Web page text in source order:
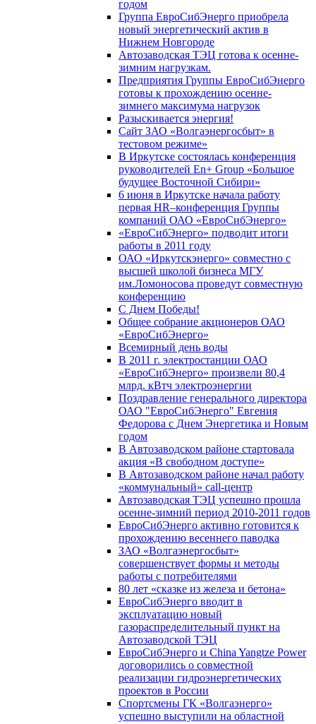
годом
Группа ЕвроСибЭнерго приобрела
новый энергетический актив в
Нижнем Новгороде
Автозаводская ТЭЦ готова к осенне-
зимним нагрузкам.
Предприятия Группы ЕвроСибЭнерго
готовы к прохождению осенне-
зимнего максимума нагрузок
Разыскивается энергия!
Сайт ЗАО «Волгаэнергосбыт» в
тестовом режиме»
В Иркутске состоялась конференция
руководителей En+ Group «Большое
будущее Восточной Сибири»
6 июня в Иркутске начала работу
первая HR–конференция Группы
компаний ОАО «ЕвроСибЭнерго»
«ЕвроСибЭнерго» подводит итоги
работы в 2011 году
ОАО «Иркутскэнерго» совместно с
высшей школой бизнеса МГУ
им.Ломоносова проведут совместную
конференцию
С Днем Победы!
Общее собрание акционеров ОАО
«ЕвроСибЭнерго»
Всемирный день воды
В 2011 г. электростанции ОАО
«ЕвроСибЭнерго» произвели 80,4
млрд. кВтч электроэнергии
Поздравление генерального директора
ОАО "ЕвроСибЭнерго" Евгения
Федорова с Днем Энергетика и Новым
годом
В Автозаводском районе стартовала
акция «В свободном доступе»
В Автозаводском районе начал работу
«коммунальный» call-центр
Автозаводская ТЭЦ успешно прошла
осенне-зимний период 2010-2011 годов
ЕвроСибЭнерго активно готовится к
прохождению весеннего паводка
ЗАО «Волгаэнергосбыт»
совершенствует формы и методы
работы с потребителями
80 лет «сказке из железа и бетона»
ЕвроСибЭнерго вводит в
эксплуатацию новый
газораспределительный пункт на
Автозаводской ТЭЦ
ЕвроСибЭнерго и China Yangtze Power
договорились о совместной
реализации гидроэнергетических
проектов в России
Спортсмены ГК «Волгаэнерго»
успешно выступили на областной